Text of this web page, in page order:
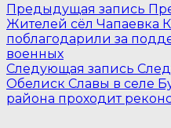
Предыдущая запись
Жителей сёл Чапаевка
поблагодарили за
военных
Следующая запись
Обелиск Славы в селе
района проходит